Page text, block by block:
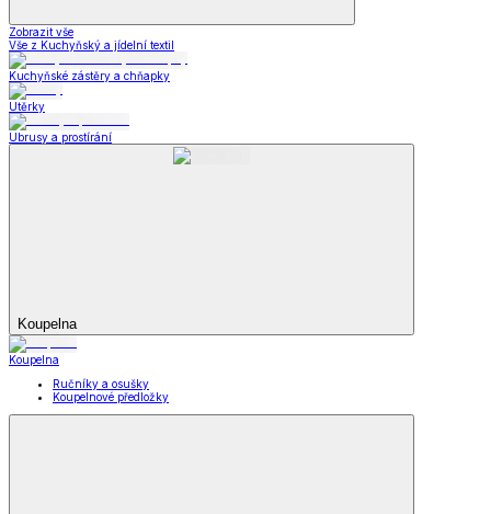
Zobrazit vše
Vše z Kuchyňský a jídelní textil
Kuchyňské zástěry a chňapky
Utěrky
Ubrusy a prostírání
Koupelna
Koupelna
Ručníky a osušky
Koupelnové předložky